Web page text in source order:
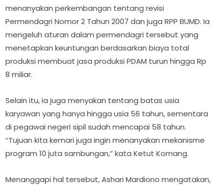
menanyakan perkembangan tentang revisi
Permendagri Nomor 2 Tahun 2007 dan juga RPP BUMD. Ia
mengeluh aturan dalam permendagri tersebut yang
menetapkan keuntungan berdasarkan biaya total
produksi membuat jasa produksi PDAM turun hingga Rp
8 miliar.
Selain itu, ia juga menyakan tentang batas usia
karyawan yang hanya hingga usia 56 tahun, sementara
di pegawai negeri sipil sudah mencapai 58 tahun.
“Tujuan kita kemari juga ingin menanyakan mekanisme
program 10 juta sambungan,” kata Ketut Komang.
Menanggapi hal tersebut, Ashari Mardiono mengatakan,